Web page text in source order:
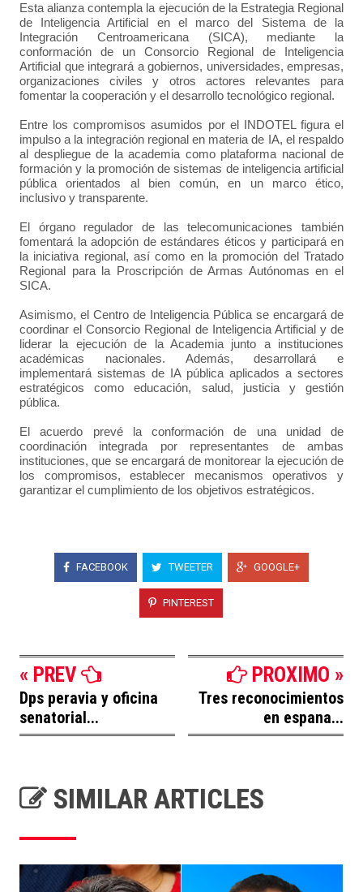
Esta alianza contempla la ejecución de la Estrategia Regional
de Inteligencia Artificial en el marco del Sistema de la
Integración Centroamericana (SICA), mediante la
conformación de un Consorcio Regional de Inteligencia
Artificial que integrará a gobiernos, universidades, empresas,
organizaciones civiles y otros actores relevantes para
fomentar la cooperación y el desarrollo tecnológico regional.
Entre los compromisos asumidos por el INDOTEL figura el
impulso a la integración regional en materia de IA, el respaldo
al despliegue de la academia como plataforma nacional de
formación y la promoción de sistemas de inteligencia artificial
pública orientados al bien común, en un marco ético,
inclusivo y transparente.
El órgano regulador de las telecomunicaciones también
fomentará la adopción de estándares éticos y participará en
la iniciativa regional, así como en la promoción del Tratado
Regional para la Proscripción de Armas Autónomas en el
SICA.
Asimismo, el Centro de Inteligencia Pública se encargará de
coordinar el Consorcio Regional de Inteligencia Artificial y de
liderar la ejecución de la Academia junto a instituciones
académicas nacionales. Además, desarrollará e
implementará sistemas de IA pública aplicados a sectores
estratégicos como educación, salud, justicia y gestión
pública.
El acuerdo prevé la conformación de una unidad de
coordinación integrada por representantes de ambas
instituciones, que se encargará de monitorear la ejecución de
los compromisos, establecer mecanismos operativos y
garantizar el cumplimiento de los objetivos estratégicos.
FACEBOOK TWEETER GOOGLE+
PINTEREST
« PREV
Dps peravia y oficina
senatorial...
PROXIMO »
Tres reconocimientos
en espana...
SIMILAR ARTICLES